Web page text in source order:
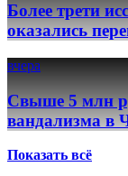
Более трети
оказались
вчера
Свыше 5 млн
вандализма в
Показать всё